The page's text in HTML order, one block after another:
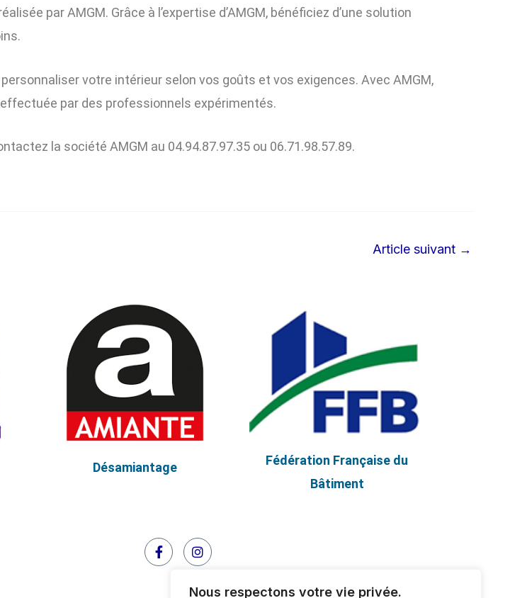
Nous respectons votre vie privée.
par AMGM. Grâce à l’expertise d’AMGM, bénéficiez d’une solution
votre intérieur selon vos goûts et vos exigences. Avec AMGM,
par des professionnels expérimentés.
la société AMGM au 04.94.87.97.35 ou 06.71.98.57.89.
Article suivant →
Désamiantage
Fédération Française du
Bâtiment